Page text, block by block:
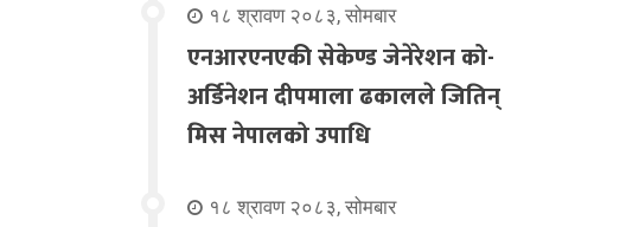
१८ श्रावण २०८३, सोमबार
एनआरएनएकी सेकेण्ड जेनेरेशन को-
अर्डिनेशन दीपमाला ढकालले जितिन्
मिस नेपालको उपाधि
१८ श्रावण २०८३, सोमबार